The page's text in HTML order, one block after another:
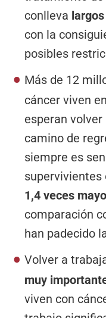
conlleva
con la
posibles
Más de 12
cáncer viven
esperan
camino de
siempre es
supervivientes
1,4 veces
comparación
han padecido
Volver a
muy
viven con